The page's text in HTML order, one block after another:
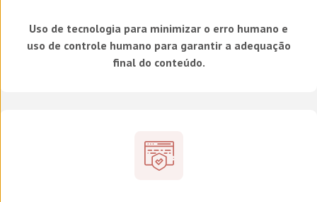
Uso de tecnologia para minimizar o erro humano e
uso de controle humano para garantir a adequação
final do conteúdo.